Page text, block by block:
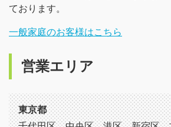
ております。
一般家庭のお客様はこちら
営業エリア
東京都